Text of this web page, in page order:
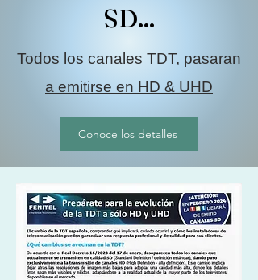
SD...
Todos los canales TDT, pasaran
a emitirse en HD & UHD
Conoce los detalles